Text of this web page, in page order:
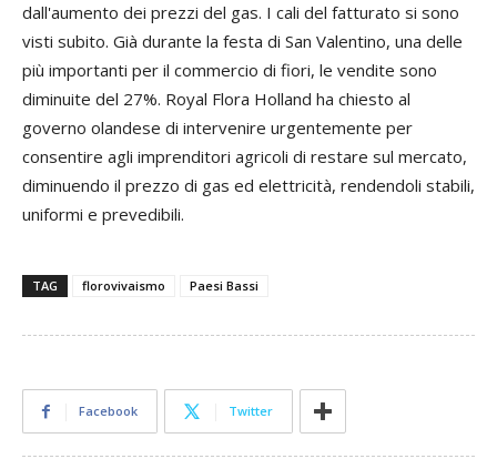
dall'aumento dei prezzi del gas. I cali del fatturato si sono
visti subito. Già durante la festa di San Valentino, una delle
più importanti per il commercio di fiori, le vendite sono
diminuite del 27%. Royal Flora Holland ha chiesto al
governo olandese di intervenire urgentemente per
consentire agli imprenditori agricoli di restare sul mercato,
diminuendo il prezzo di gas ed elettricità, rendendoli stabili,
uniformi e prevedibili.
TAG florovivaismo Paesi Bassi
Facebook Twitter